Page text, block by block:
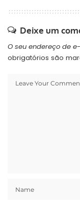
Deixe um
O seu endereço de
obrigatórios são